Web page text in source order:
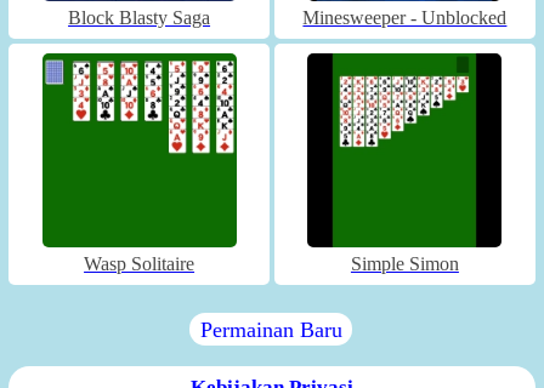
Block Blasty Saga Minesweeper - Unblocked
Wasp Solitaire Simple Simon
Permainan Baru